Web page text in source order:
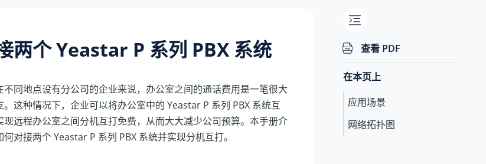
两个 Yeastar P 系列 PBX 系统
不同地点设有分公司的企业来说，办公室之间的通话费用是一笔很大
。这种情况下，企业可以将办公室中的 Yeastar P 系列 PBX 系统互
现远程办公室之间分机互打免费，从而大大减少公司预算。本手册介
何对接两个 Yeastar P 系列 PBX 系统并实现分机互打。
查看 PDF
在本页上
应用场景
网络拓扑图